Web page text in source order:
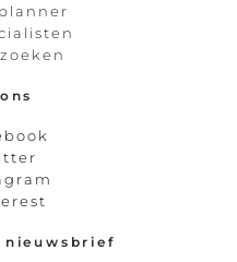
nieuwsbrief